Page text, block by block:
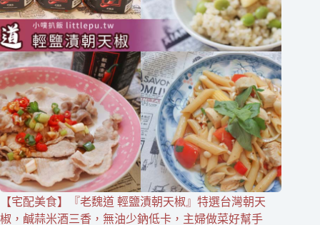
【宅配美食】『老魏道 輕鹽漬朝天椒』特選台灣朝天
椒，鹹蒜米酒三香，無油少鈉低卡，主婦做菜好幫手